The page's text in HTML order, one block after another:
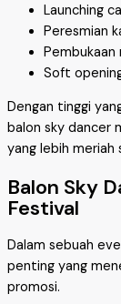
Launching
Peresmian
Pembukaan
Soft
Dengan tinggi
balon sky dancer
yang lebih meriah
Balon Sky
Festival
Dalam sebuah
penting yang
promosi.